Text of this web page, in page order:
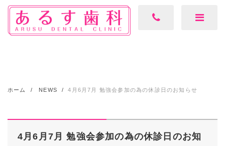
ホーム NEWS 4月6月7月 勉強会参加の為の休診日のお知らせ
4月6月7月 勉強会参加の為の休診日のお知